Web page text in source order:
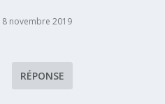
novembre 2019
RÉPONSE